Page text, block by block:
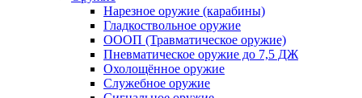
Нарезное оружие (карабины)
Гладкоствольное оружие
ОООП (Травматическое оружие)
Пневматическое оружие до 7,5 ДЖ
Охолощённое оружие
Служебное оружие